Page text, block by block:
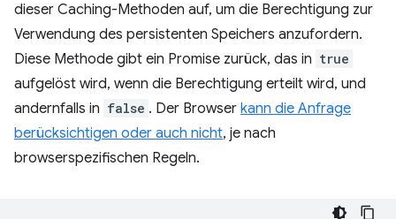
dieser Caching-Methoden auf, um die Berechtigung zur
Verwendung des persistenten Speichers anzufordern.
Diese Methode gibt ein Promise zurück, das in true
aufgelöst wird, wenn die Berechtigung erteilt wird, und
andernfalls in false . Der Browser kann die Anfrage
berücksichtigen oder auch nicht, je nach
browserspezifischen Regeln.